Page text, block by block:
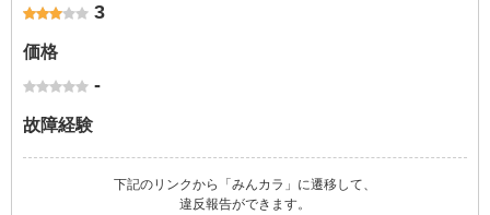
3
価格
-
故障経験
下記のリンクから「みんカラ」に遷移して、
違反報告ができます。